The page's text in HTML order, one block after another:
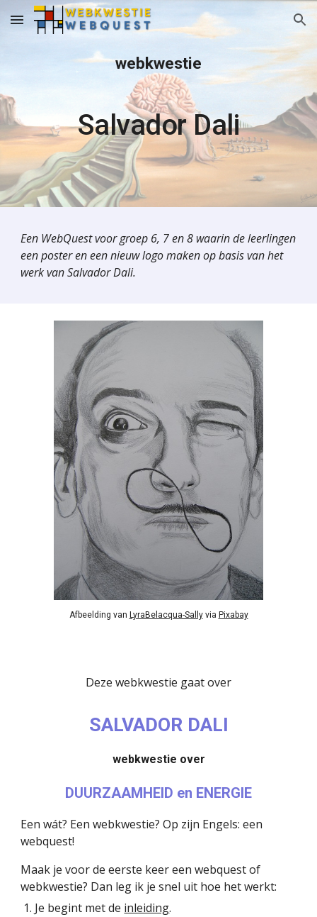
Skip to main content Skip to navigation
webkwestie
Salvador Dali
Een WebQuest voor groep 6, 7 en 8 waarin de leerlingen
een poster en een nieuw logo maken op basis van het
werk van Salvador Dali.
Afbeelding van LyraBelacqua-Sallyvia Pixabay
Deze webkwestie gaat over
SALVADOR DALI
webkwestie over
DUURZAAMHEID en ENERGIE
Een wát? Een webkwestie? Op zijn Engels: een
webquest!
Maak je voor de eerste keer een webquest of
webkwestie? Dan leg ik je snel uit hoe het werkt:
Je begint met de inleiding.